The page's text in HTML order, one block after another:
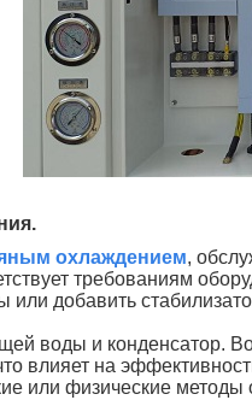
охлаждением,
требованиям
или добавить
воды и конденсатор.
влияет на
или физические методы